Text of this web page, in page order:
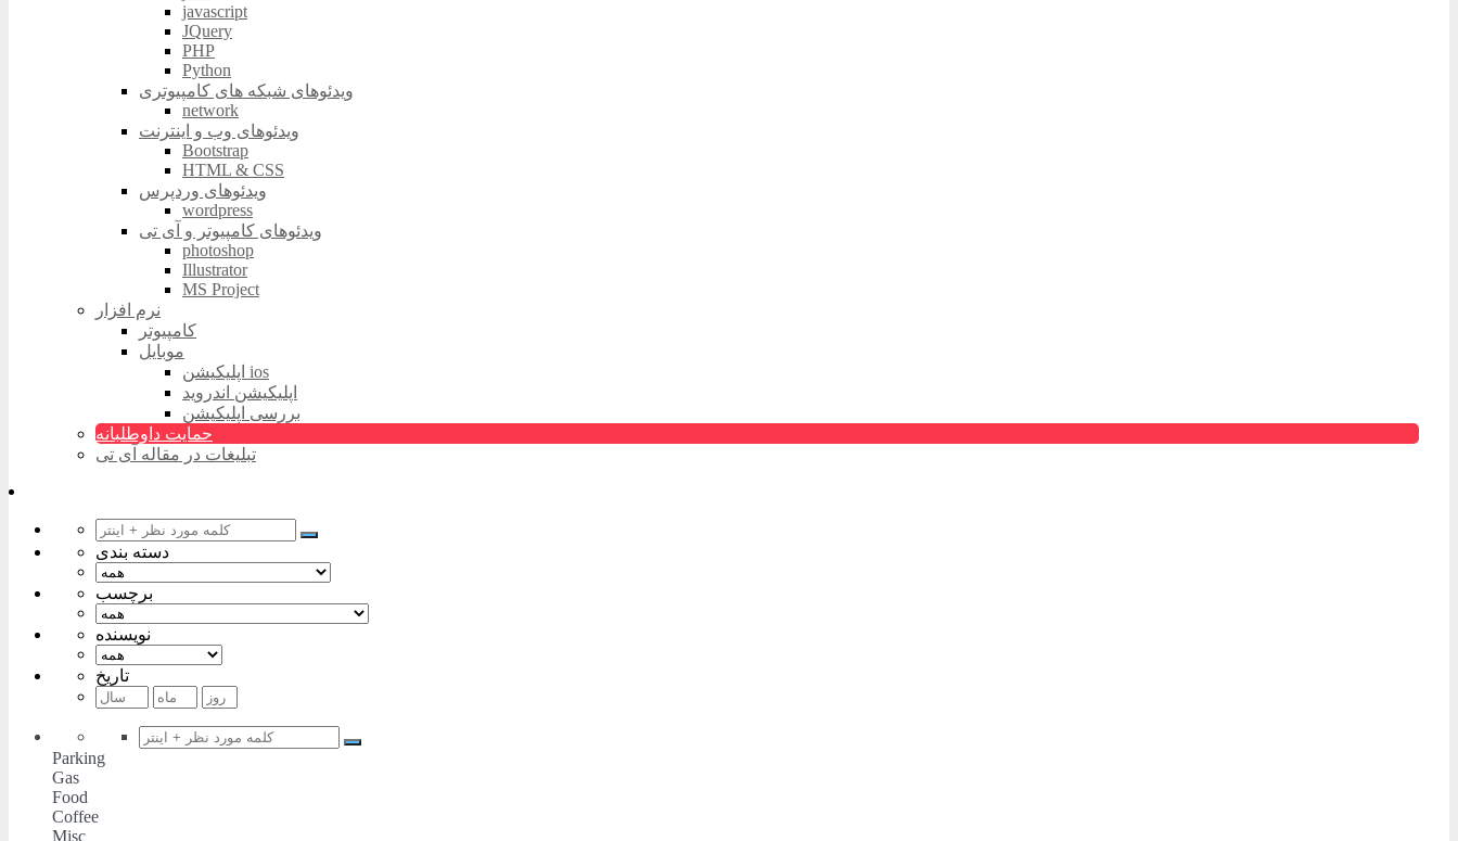
javascript
JQuery
PHP
Python
ویدئوهای شبکه های کامپیوتری
network
ویدئوهای وب و اینترنت
Bootstrap
HTML & CSS
ویدئوهای وردپرس
wordpress
ویدئوهای کامپیوتر و آی تی
photoshop
Illustrator
MS Project
نرم افزار
کامپیوتر
موبایل
اپلیکیشن ios
اپلیکیشن اندروید
بررسی اپلیکیشن
حمایت داوطلبانه
تبلیغات در مقاله آی تی
دسته بندی
برچسب
نویسنده
تاریخ
Parking
Gas
Food
Coffee
Misc